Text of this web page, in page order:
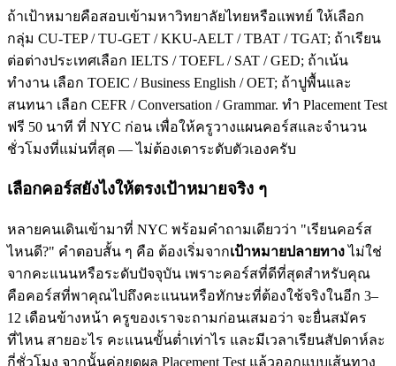
ถ้าเป้าหมายคือสอบเข้ามหาวิทยาลัยไทยหรือแพทย์ ให้เลือก
กลุ่ม CU-TEP / TU-GET / KKU-AELT / TBAT / TGAT; ถ้าเรียน
ต่อต่างประเทศเลือก IELTS / TOEFL / SAT / GED; ถ้าเน้น
ทำงาน เลือก TOEIC / Business English / OET; ถ้าปูพื้นและ
สนทนา เลือก CEFR / Conversation / Grammar. ทำ Placement Test
ฟรี 50 นาที ที่ NYC ก่อน เพื่อให้ครูวางแผนคอร์สและจำนวน
ชั่วโมงที่แม่นที่สุด — ไม่ต้องเดาระดับตัวเองครับ
เลือกคอร์สยังไงให้ตรงเป้าหมายจริง ๆ
หลายคนเดินเข้ามาที่ NYC พร้อมคำถามเดียวว่า "เรียนคอร์ส
ไหนดี?" คำตอบสั้น ๆ คือ ต้องเริ่มจากเป้าหมายปลายทางไม่ใช่
จากคะแนนหรือระดับปัจจุบัน เพราะคอร์สที่ดีที่สุดสำหรับคุณ
คือคอร์สที่พาคุณไปถึงคะแนนหรือทักษะที่ต้องใช้จริงในอีก 3–
12 เดือนข้างหน้า ครูของเราจะถามก่อนเสมอว่า จะยื่นสมัคร
ที่ไหน สายอะไร คะแนนขั้นต่ำเท่าไร และมีเวลาเรียนสัปดาห์ละ
กี่ชั่วโมง จากนั้นค่อยดูผล Placement Test แล้วออกแบบเส้นทาง